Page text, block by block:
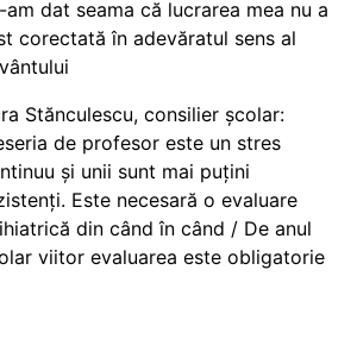
am dat seama că lucrarea mea nu a
corectată în adevăratul sens al
Stănculescu, consilier școlar:
de profesor este un stres
și unii sunt mai puțini
Este necesară o evaluare
din când în când / De anul
viitor evaluarea este obligatorie